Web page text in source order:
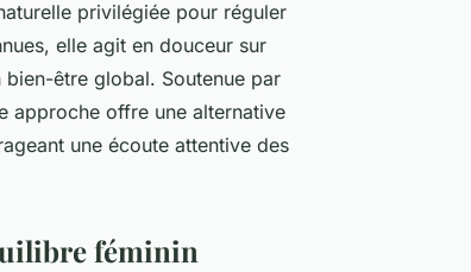
privilégiée pour réguler
elle agit en douceur sur
être global. Soutenue par
approche offre une alternative
une écoute attentive des
féminin